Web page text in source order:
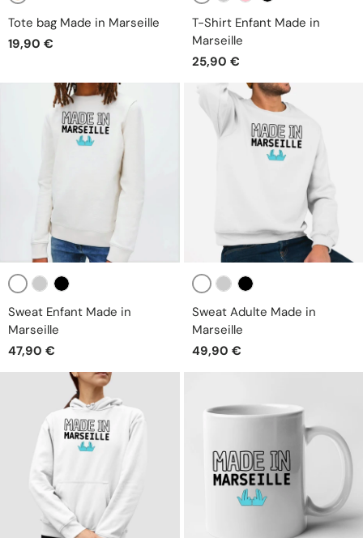
Beige
Tote bag Made in Marseille
19,90 €
Blanc
T-Shirt Enfant Made in
Marseille
25,90 €
Blanc
Sweat Enfant Made in
Marseille
47,90 €
Blanc
Sweat Adulte Made in
Marseille
49,90 €